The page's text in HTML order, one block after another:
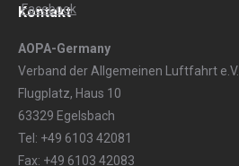
Kontakt
AOPA-Germany
Verband der Allgemeinen Luftfahrt e.V.
Flugplatz, Haus 10
63329 Egelsbach
Tel: +49 6103 42081
Fax: +49 6103 42083